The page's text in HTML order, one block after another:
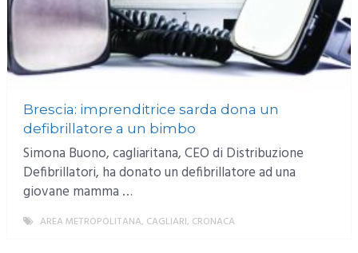
Brescia: imprenditrice sarda dona un
defibrillatore a un bimbo
Simona Buono, cagliaritana, CEO di Distribuzione
Defibrillatori, ha donato un defibrillatore ad una
giovane mamma …
AREA METROPOLITANA, CAGLIARI, CRONACA